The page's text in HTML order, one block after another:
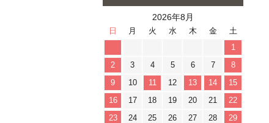
2026年8月
日 月 火 水 木 金
土
1
2
3 4 5 6 7
8
9
10 11 12 13 14
15
16
17 18 19 20 21
22
23
24 25 26 27 28
29